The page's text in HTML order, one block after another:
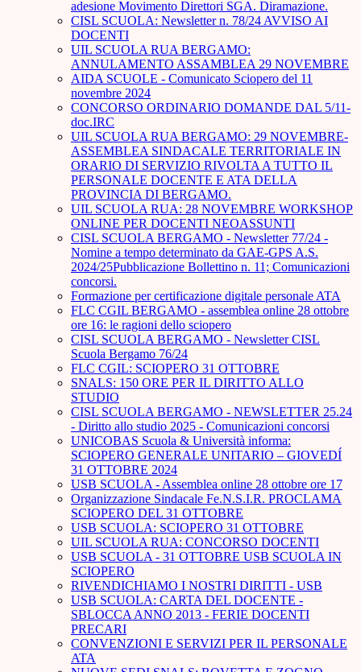
adesione Movimento Direttori SGA. Diramazione.
CISL SCUOLA: Newsletter n. 78/24 AVVISO AI
DOCENTI
UIL SCUOLA RUA BERGAMO:
ANNULAMENTO ASSAMBLEA 29 NOVEMBRE
AIDA SCUOLE - Comunicato Sciopero del 11
novembre 2024
CONCORSO ORDINARIO DOMANDE DAL 5/11-
doc.IRC
UIL SCUOLA RUA BERGAMO: 29 NOVEMBRE-
ASSEMBLEA SINDACALE TERRITORIALE IN
ORARIO DI SERVIZIO RIVOLTA A TUTTO IL
PERSONALE DOCENTE E ATA DELLA
PROVINCIA DI BERGAMO.
UIL SCUOLA RUA: 28 NOVEMBRE WORKSHOP
ONLINE PER DOCENTI NEOASSUNTI
CISL SCUOLA BERGAMO - Newsletter 77/24 -
Nomine a tempo determinato da GAE-GPS A.S.
2024/25Pubblicazione Bollettino n. 11; Comunicazioni
concorsi.
Formazione per certificazione digitale personale ATA
FLC CGIL BERGAMO - assemblea online 28 ottobre
ore 16: le ragioni dello sciopero
CISL SCUOLA BERGAMO - Newsletter CISL
Scuola Bergamo 76/24
FLC CGIL: SCIOPERO 31 OTTOBRE
SNALS: 150 ORE PER IL DIRITTO ALLO
STUDIO
CISL SCUOLA BERGAMO - NEWSLETTER 25.24
- Diritto allo studio 2025 - Comunicazioni concorsi
UNICOBAS Scuola & Università informa:
SCIOPERO GENERALE UNITARIO – GIOVEDÍ
31 OTTOBRE 2024
USB SCUOLA - Assemblea online 28 ottobre ore 17
Organizzazione Sindacale Fe.N.S.I.R. PROCLAMA
SCIOPERO DEL 31 OTTOBRE
USB SCUOLA: SCIOPERO 31 OTTOBRE
UIL SCUOLA RUA: CONCORSO DOCENTI
USB SCUOLA - 31 OTTOBRE USB SCUOLA IN
SCIOPERO
RIVENDICHIAMO I NOSTRI DIRITTI - USB
USB SCUOLA: CARTA DEL DOCENTE -
SBLOCCA ANNO 2013 - FERIE DOCENTI
PRECARI
CONVENZIONI E SERVIZI PER IL PERSONALE
ATA